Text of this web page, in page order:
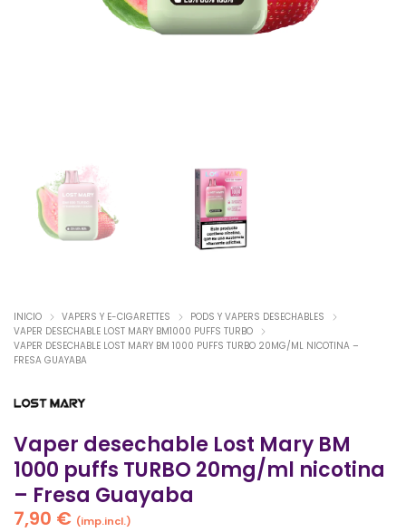
INICIO VAPERS Y E-CIGARETTES
PODS Y VAPERS DESECHABLES
VAPER DESECHABLE LOST MARY BM1000 PUFFS TURBO
VAPER DESECHABLE LOST MARY BM 1000 PUFFS TURBO 20MG/ML NICOTINA –
FRESA GUAYABA
Vaper desechable Lost Mary BM
1000 puffs TURBO 20mg/ml nicotina
– Fresa Guayaba
7,90 € (imp.incl.)